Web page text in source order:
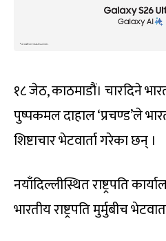
१८ जेठ, काठमाडौं। चारदिने
पुष्पकमल दाहाल ‘प्रचण्ड’ले
शिष्टाचार भेटवार्ता गरेका छन् ।
नयाँदिल्लीस्थित राष्ट्रपति
भारतीय राष्ट्रपति मुर्मुबीच